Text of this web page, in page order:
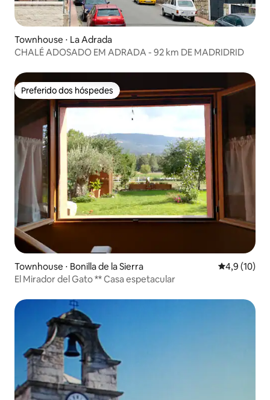
Townhouse ⋅ La Adrada
CHALÉ ADOSADO EM ADRADA - 92 km DE MADRIDRID
Preferido dos hóspedes
Preferido dos hóspedes
Townhouse ⋅ Bonilla de la Sierra 4,9 de uma
4,9 (10)
El Mirador del Gato ** Casa espetacular